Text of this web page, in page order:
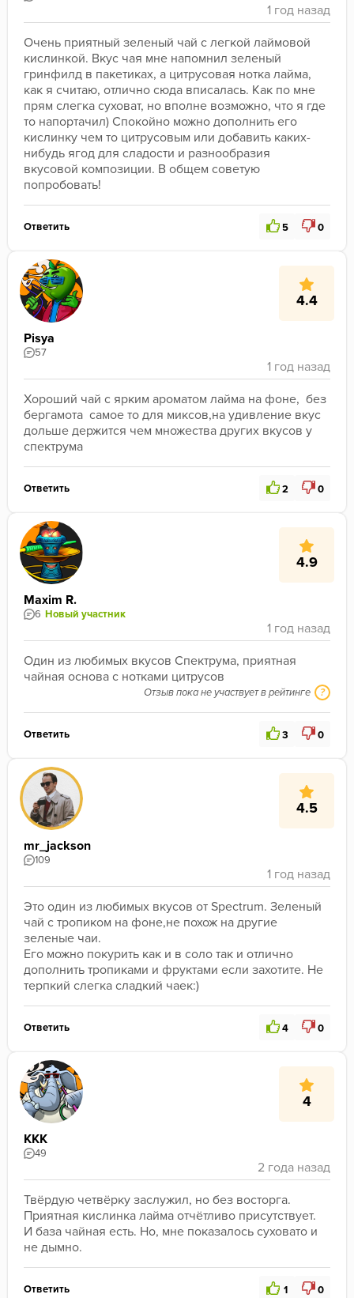
Очень приятный зеленый чай с легкой лаймовой
кислинкой. Вкус чая мне напомнил зеленый
гринфилд в пакетиках, а цитрусовая нотка лайма,
как я считаю, отлично сюда вписалась. Как по мне
прям слегка суховат, но вполне возможно, что я где
то напортачил) Спокойно можно дополнить его
кислинку чем то цитрусовым или добавить каких-
нибудь ягод для сладости и разнообразия
вкусовой композиции. В общем советую
попробовать!
Ответить 5 0
4.4
Pisya
57
Хороший чай с ярким ароматом лайма на фоне,  без
бергамота  самое то для миксов,на удивление вкус
дольше держится чем множества других вкусов у
спектрума
Ответить 2 0
4.9
Maxim R.
6 Новый участник
Один из любимых вкусов Спектрума, приятная
чайная основа с нотками цитрусов
Отзыв пока не участвует в рейтинге ?
Ответить 3 0
4.5
mr_jackson
109
Это один из любимых вкусов от Spectrum. Зеленый
чай с тропиком на фоне,не похож на другие
зеленые чаи.
Его можно покурить как и в соло так и отлично
дополнить тропиками и фруктами если захотите. Не
терпкий слегка сладкий чаек:)
Ответить 4 0
4
KKK
49
Твёрдую четвёрку заслужил, но без восторга.
Приятная кислинка лайма отчётливо присутствует.
И база чайная есть. Но, мне показалось суховато и
не дымно.
Ответить 1 0